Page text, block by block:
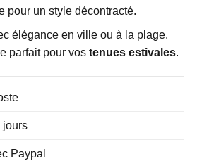
pour un style décontracté.
élégance en ville ou à la plage.
parfait pour vos tenues estivales.
jours
Paypal